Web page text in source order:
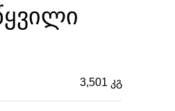
3,501 კგ